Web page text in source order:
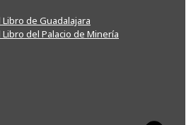
Libro de Guadalajara
Libro del Palacio de Minería